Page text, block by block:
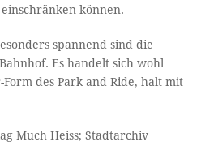
können.
spannend sind die
Es handelt sich wohl
des Park and Ride, halt mit
Much Heiss; Stadtarchiv